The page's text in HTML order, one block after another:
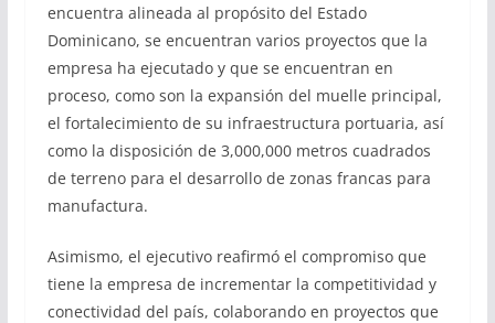
encuentra alineada al propósito del Estado
Dominicano, se encuentran varios proyectos que la
empresa ha ejecutado y que se encuentran en
proceso, como son la expansión del muelle principal,
el fortalecimiento de su infraestructura portuaria, así
como la disposición de 3,000,000 metros cuadrados
de terreno para el desarrollo de zonas francas para
manufactura.
Asimismo, el ejecutivo reafirmó el compromiso que
tiene la empresa de incrementar la competitividad y
conectividad del país, colaborando en proyectos que